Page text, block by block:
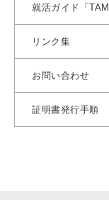
就活ガイド「
リンク集
お問い合わせ
証明書発行手順